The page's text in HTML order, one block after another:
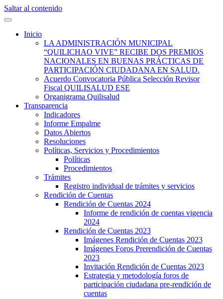
Saltar al contenido
Quilisalud
Inicio
LA ADMINISTRACIÓN MUNICIPAL
“QUILICHAO VIVE” RECIBE DOS PREMIOS
NACIONALES EN BUENAS PRÁCTICAS DE
PARTICIPACIÓN CIUDADANA EN SALUD.
Acuerdo Convocatoria Pública Selección Revisor
Fiscal QUILISALUD ESE
Organigrama Quilisalud
Transparencia
Indicadores
Informe Empalme
Datos Abiertos
Resoluciones
Políticas, Servicios y Procedimientos
Políticas
Procedimientos
Trámites
Registro individual de trámites y servicios
Rendición de Cuentas
Rendición de Cuentas 2024
Informe de rendición de cuentas vigencia
2024
Rendición de Cuentas 2023
Imágenes Rendición de Cuentas 2023
Imágenes Foros Prerendición de Cuentas
2023
Invitación Rendición de Cuentas 2023
Estrategia y metodología foros de
participación ciudadana pre-rendición de
cuentas